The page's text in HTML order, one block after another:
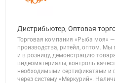
Дистрибьютер, Оптовая
Торговая компания «Рыба моя» —
производства, ритейл, оптом. Мы
и в розницу, демонстрацию
видеоматериалы, контроль
необходимыми сертификатами и
через систему «Меркурий».